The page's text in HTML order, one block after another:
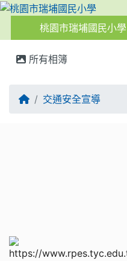
桃園市瑞埔國民小學
所有相簿
交通安全宣導